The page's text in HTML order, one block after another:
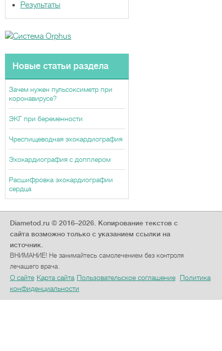
Результаты
Новые статьи раздела
Зачем нужен пульсоксиметр при
коронавирусе?
ЭКГ при беременности
Чреспищеводная эхокардиография
Эхокардиография с допплером
Расшифровка эхокардиографии
сердца
Diametod.ru © 2016–2026. Копирование текстов с
сайта возможно только с указанием ссылки на
источник.
ВНИМАНИЕ! Не занимайтесь самолечением без контроля
лечащего врача.
О сайте Карта сайта Пользовательское соглашение
Политика
конфиденциальности